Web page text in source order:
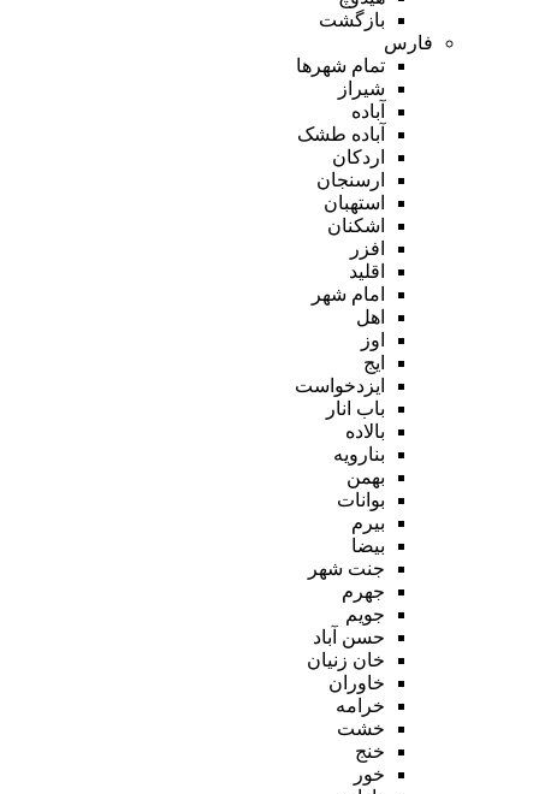
بازگشت
فارس
تمام شهر‌ها
شیراز
آباده
آباده طشک
اردکان
ارسنجان
استهبان
اشکنان
افزر
اقلید
امام شهر
اهل
اوز
ایج
ایزدخواست
باب انار
بالاده
بنارویه
بهمن
بوانات
بیرم
بیضا
جنت شهر
جهرم
جویم
حسن آباد
خان زنیان
خاوران
خرامه
خشت
خنج
خور